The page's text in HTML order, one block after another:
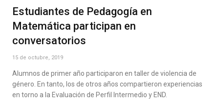
Estudiantes de Pedagogía en
Matemática participan en
conversatorios
15 de octubre, 2019
Alumnos de primer año participaron en taller de violencia de
género. En tanto, los de otros años compartieron experiencias
en torno a la Evaluación de Perfil Intermedio y END.